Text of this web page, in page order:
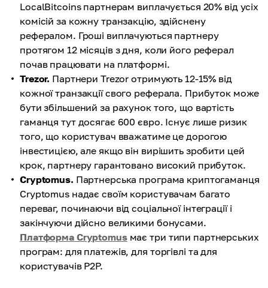
LocalBitcoins партнерам виплачується 20% від усіх
комісій за кожну транзакцію, здійснену
рефералом. Гроші виплачуються партнеру
протягом 12 місяців з дня, коли його реферал
почав працювати на платформі.
Trezor. Партнери Trezor отримують 12-15% від
кожної транзакції свого реферала. Прибуток може
бути збільшений за рахунок того, що вартість
гаманця тут досягає 600 євро. Існує лише ризик
того, що користувач вважатиме це дорогою
інвестицією, але якщо він вирішить зробити цей
крок, партнеру гарантовано високий прибуток.
Cryptomus. Партнерська програма криптогаманця
Cryptomus надає своїм користувачам багато
переваг, починаючи від соціальної інтеграції і
закінчуючи дійсно великими бонусами.
Платформа Cryptomusмає три типи партнерських
програм: для платежів, для торгівлі та для
користувачів P2P.